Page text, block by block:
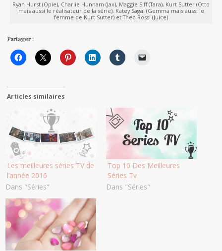
Ryan Hurst (Opie), Charlie Hunnam (Jax), Maggie Siff (Tara), Kurt Sutter (Otto
mais aussi le réalisateur de la série), Katey Sagal (Gemma mais aussi le
femme de Kurt Sutter) et Theo Rossi (Juice)
Partager :
Articles similaires
Les meilleures séries TV de
l’année 2016
Dans "Séries"
Top 10 Des Meilleures
Séries Tv
Dans "Séries"